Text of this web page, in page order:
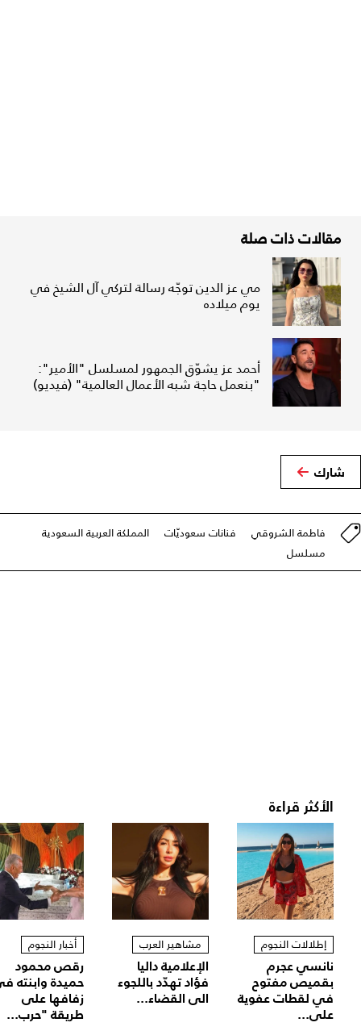
مقالات ذات صلة
مي عز الدين توجّه رسالة لتركي آل الشيخ في
يوم ميلاده
أحمد عز يشوّق الجمهور لمسلسل "الأمير":
"بنعمل حاجة شبه الأعمال العالمية" (فيديو)
شارك
فاطمة الشروقي فنانات سعوديّات
المملكة العربية السعودية
مسلسل
الأكثر قراءة
إطلالات النجوم
نانسي عجرم
بقميص مفتوح
في لقطات عفوية
على...
مشاهير العرب
الإعلامية داليا
فؤاد تهدّد باللجوء
الى القضاء...
أخبار النجوم
رقص محمود
حميدة وابنته
زفافها على
طريقة "حرب...